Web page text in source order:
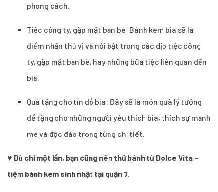
phong cách.
Tiệc công ty, gặp mặt bạn bè: Bánh kem bia sẽ là
điểm nhấn thú vị và nổi bật trong các dịp tiệc công
ty, gặp mặt bạn bè, hay những bữa tiệc liên quan đến
bia.
Quà tặng cho tín đồ bia: Đây sẽ là món quà lý tưởng
để tặng cho những người yêu thích bia, thích sự mạnh
mẽ và độc đáo trong từng chi tiết.
♥ Dù chỉ một lần, bạn cũng nên thử bánh từ Dolce Vita –
tiệm bánh kem sinh nhật tại quận 7.